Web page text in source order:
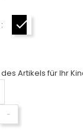
Artikels für Ihr
−